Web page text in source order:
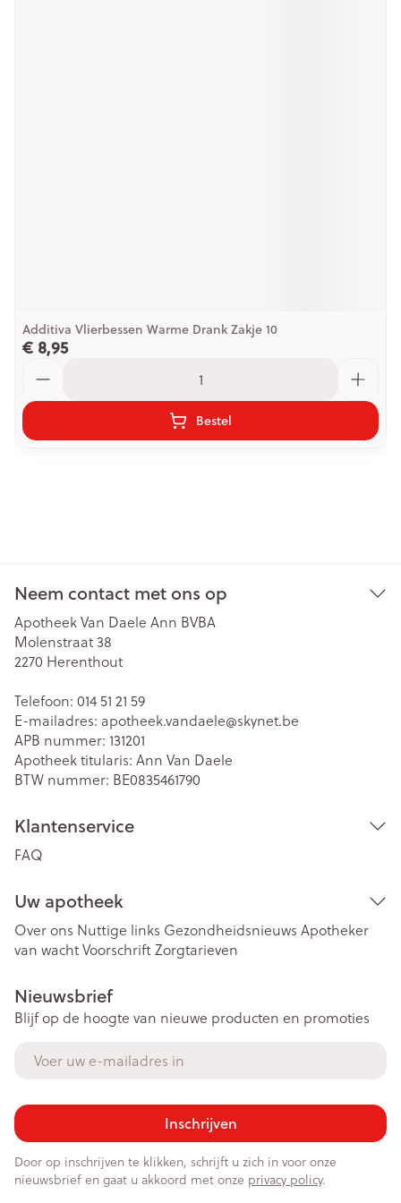
Additiva Vlierbessen Warme Drank Zakje 10
€ 8,95
Bestel
Neem contact met ons op
Apotheek Van Daele Ann BVBA
Molenstraat 38
2270 Herenthout
Telefoon: 014 51 21 59
E-mailadres: apotheek.vandaele@skynet.be
APB nummer: 131201
Apotheek titularis: Ann Van Daele
BTW nummer: BE0835461790
Klantenservice
FAQ
Uw apotheek
Over ons Nuttige links Gezondheidsnieuws Apotheker
van wachtVoorschriftZorgtarieven
Nieuwsbrief
Blijf op de hoogte van nieuwe producten en promoties
Inschrijven
Door op inschrijven te klikken, schrijft u zich in voor onze
nieuwsbrief en gaat u akkoord met onze privacy policy.